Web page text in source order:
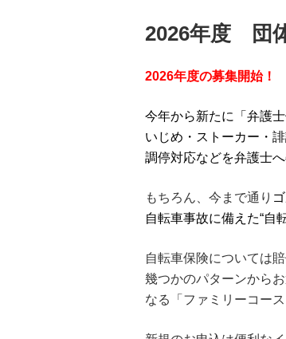
2026年度 団
2026年度の募集開始！
今年から新たに「弁護
いじめ・ストーカー・
調停対応などを弁護士
もちろん、今まで通り
自転車事故に備えた“自
自転車保険については
幾つかのパターンから
なる「ファミリーコース